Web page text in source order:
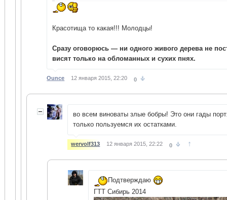
Красотища то какая!!! Молодцы!
Сразу оговорюсь — ни одного живого дерева не
висят только на обломанных и сухих пнях.
Ounce 12 января 2015, 22:20 0
во всем виноваты злые бобры! Это они гады
только пользуемся их остатками.
wervolf313 12 января 2015, 22:22 0 ↑
Подтверждаю
ГТТ Сибирь 2014